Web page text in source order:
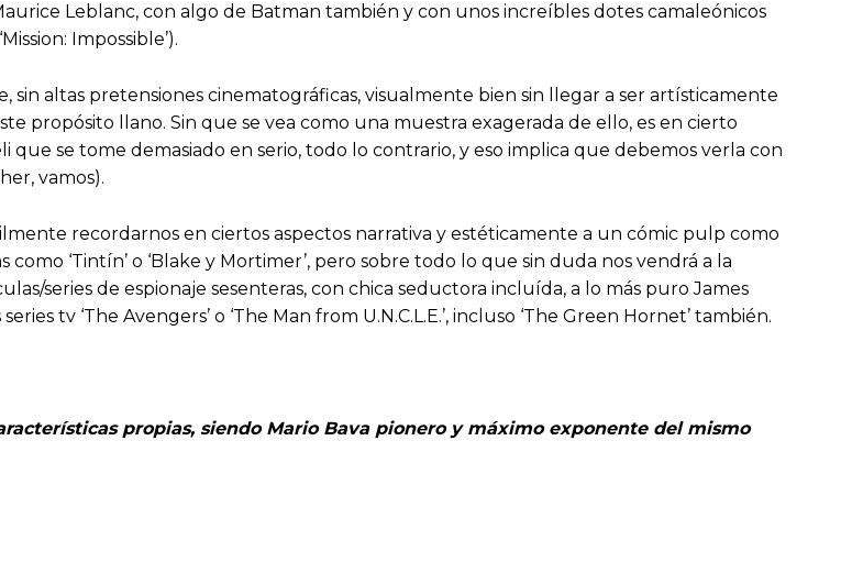
Leblanc, con algo de Batman también y con unos increíbles dotes camaleónicos
Impossible’).
altas pretensiones cinematográficas, visualmente bien sin llegar a ser artísticamente
propósito llano. Sin que se vea como una muestra exagerada de ello, es en cierto
que se tome demasiado en serio, todo lo contrario, y eso implica que debemos verla con
vamos).
recordarnos en ciertos aspectos narrativa y estéticamente a un cómic pulp como
‘Tintín’ o ‘Blake y Mortimer’, pero sobre todo lo que sin duda nos vendrá a la
series de espionaje sesenteras, con chica seductora incluída, a lo más puro James
tv ‘The Avengers’ o ‘The Man from U.N.C.L.E.’, incluso ‘The Green Hornet’ también.
propias, siendo Mario Bava pionero y máximo exponente del mismo